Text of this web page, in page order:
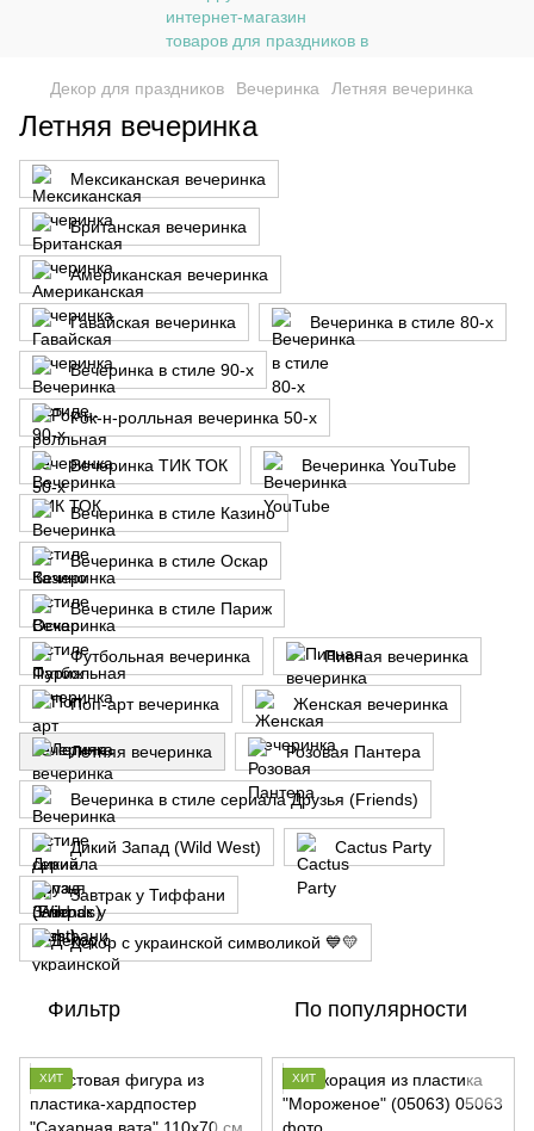
Декор для праздников Вечеринка Летняя вечеринка
Летняя вечеринка
Мексиканская вечеринка
Британская вечеринка
Американская вечеринка
Гавайская вечеринка Вечеринка в стиле 80-х
Вечеринка в стиле 90-х
Рок-н-ролльная вечеринка 50-х
Вечеринка ТИК ТОК Вечеринка YouTube
Вечеринка в стиле Казино
Вечеринка в стиле Оскар
Вечеринка в стиле Париж
Футбольная вечеринка Пивная вечеринка
Поп-арт вечеринка Женская вечеринка
Летняя вечеринка Розовая Пантера
Вечеринка в стиле сериала Друзья (Friends)
Дикий Запад (Wild West) Cactus Party
Завтрак у Тиффани
Декор с украинской символикой 💙💛
Фильтр По популярности
ХИТ ХИТ